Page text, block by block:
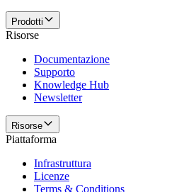
Prodotti
Risorse
Documentazione
Supporto
Knowledge Hub
Newsletter
Risorse
Piattaforma
Infrastruttura
Licenze
Terms & Conditions